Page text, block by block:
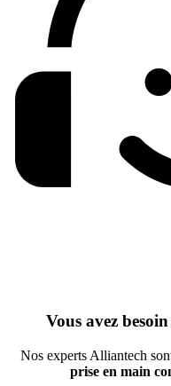
Vous avez
Nos experts Alliantech
prise en main